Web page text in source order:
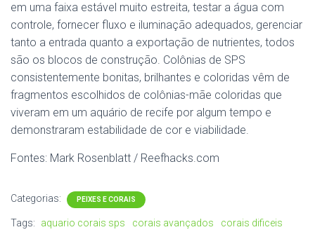
em uma faixa estável muito estreita, testar a água com
controle, fornecer fluxo e iluminação adequados, gerenciar
tanto a entrada quanto a exportação de nutrientes, todos
são os blocos de construção. Colônias de SPS
consistentemente bonitas, brilhantes e coloridas vêm de
fragmentos escolhidos de colônias-mãe coloridas que
viveram em um aquário de recife por algum tempo e
demonstraram estabilidade de cor e viabilidade.
Fontes: Mark Rosenblatt / Reefhacks.com
Categorias: PEIXES E CORAIS
Tags: aquario corais sps corais avançados
corais dificeis